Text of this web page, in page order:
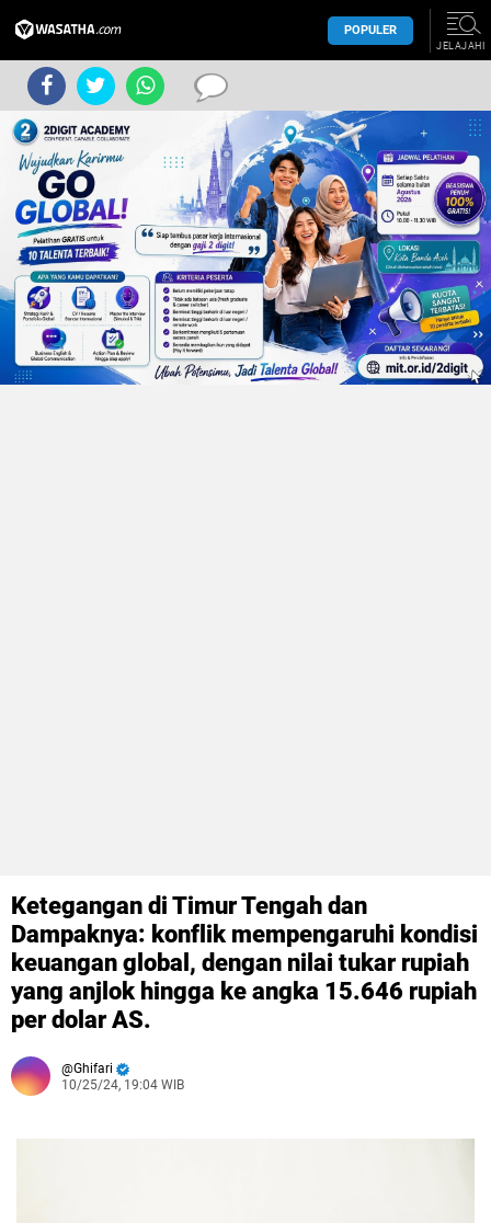
POPULER
JELAJAHI
Ketegangan di Timur Tengah dan
Dampaknya: konflik mempengaruhi kondisi
keuangan global, dengan nilai tukar rupiah
yang anjlok hingga ke angka 15.646 rupiah
per dolar AS.
Ghifari
10/25/24, 19:04 WIB